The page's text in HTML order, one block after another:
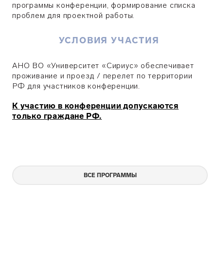
программы конференции, формирование списка
проблем для проектной работы.
УСЛОВИЯ УЧАСТИЯ
АНО ВО «Университет «Сириус» обеспечивает
проживание и проезд / перелет по территории
РФ для участников конференции.
К участию в конференции допускаются
только граждане РФ.
ВСЕ ПРОГРАММЫ